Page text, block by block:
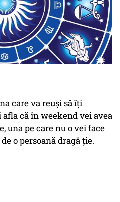
care va reuși să îți
că în weekend vei avea
una pe care nu o vei face
o persoană dragă ție.